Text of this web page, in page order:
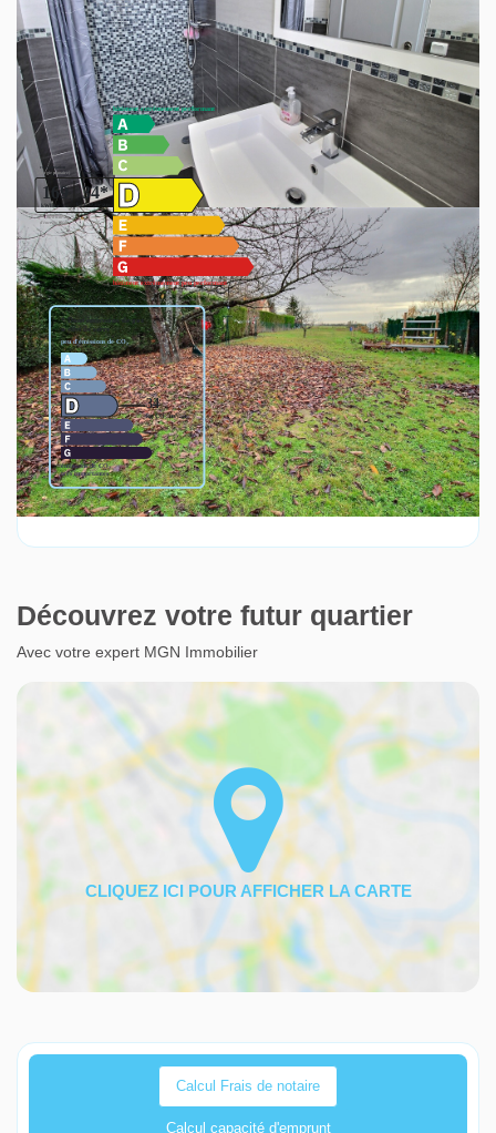
IMMOBILIER CHARTRES pour une première visite de
cette maison en vente.
Diagnostics énergétiques
Découvrez votre futur quartier
Avec votre expert MGN Immobilier
Calcul Frais de notaire
Calcul capacité d'emprunt